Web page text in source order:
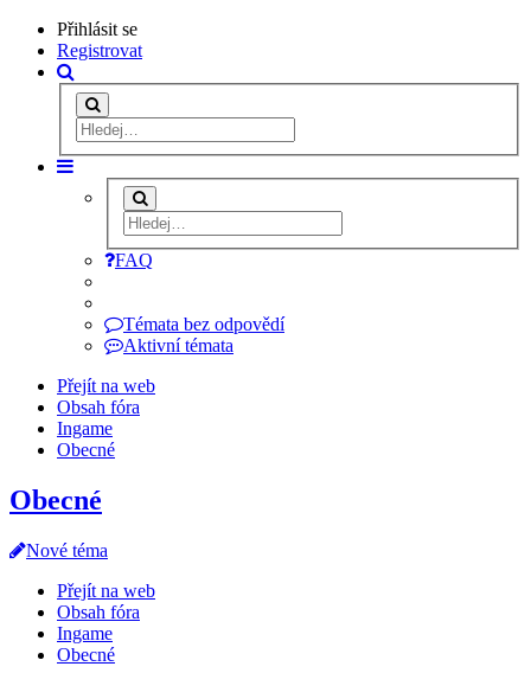
Přihlásit se
Registrovat
FAQ
Témata bez odpovědí
Aktivní témata
Přejít na web
Obsah fóra
Ingame
Obecné
Obecné
Nové téma
Přejít na web
Obsah fóra
Ingame
Obecné